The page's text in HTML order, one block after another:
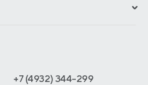
+7 (4932) 344-299